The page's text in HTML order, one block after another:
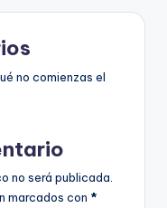
no comienzas el
no será publicada.
marcados con *